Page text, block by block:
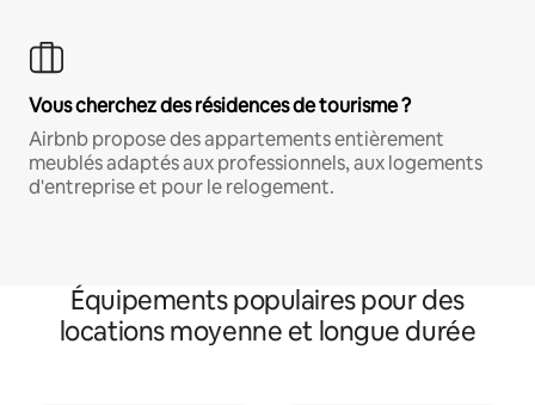
Vous cherchez des résidences de tourisme ?
Airbnb propose des appartements entièrement
meublés adaptés aux professionnels, aux logements
d'entreprise et pour le relogement.
Équipements populaires pour des
locations moyenne et longue durée